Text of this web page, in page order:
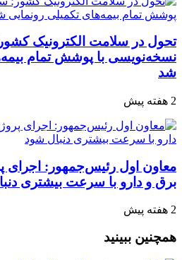
تحول در سلامت الکترونیک
نسخه‌نویسی با پوشش تمام
شد
2 هفته پیش
معاون اول رئیس‌جمهور: اجرای
برق و دارو با سرعت بیشتری
2 هفته پیش
همچنین ببینید